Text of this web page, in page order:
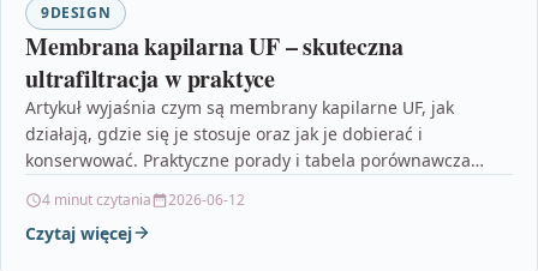
9DESIGN
Membrana kapilarna UF – skuteczna
ultrafiltracja w praktyce
Artykuł wyjaśnia czym są membrany kapilarne UF, jak
działają, gdzie się je stosuje oraz jak je dobierać i
konserwować. Praktyczne porady i tabela porównawcza…
4 minut czytania 2026-06-12
Czytaj więcej